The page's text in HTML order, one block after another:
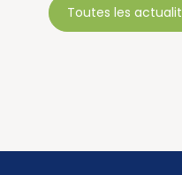
Toutes les